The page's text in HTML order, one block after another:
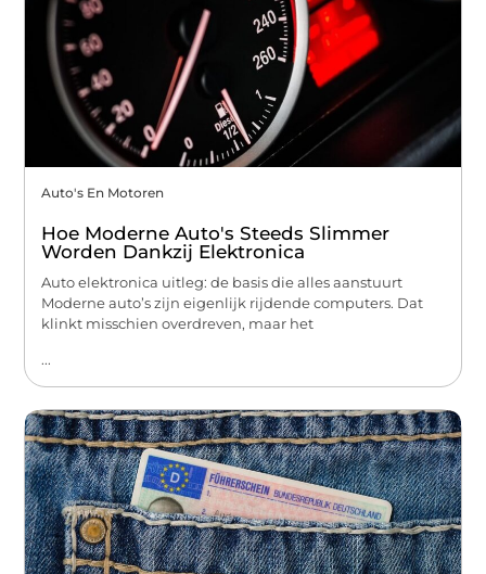
Auto's En Motoren
Hoe Moderne Auto's Steeds Slimmer
Worden Dankzij Elektronica
Auto elektronica uitleg: de basis die alles aanstuurt
Moderne auto’s zijn eigenlijk rijdende computers. Dat
klinkt misschien overdreven, maar het
...